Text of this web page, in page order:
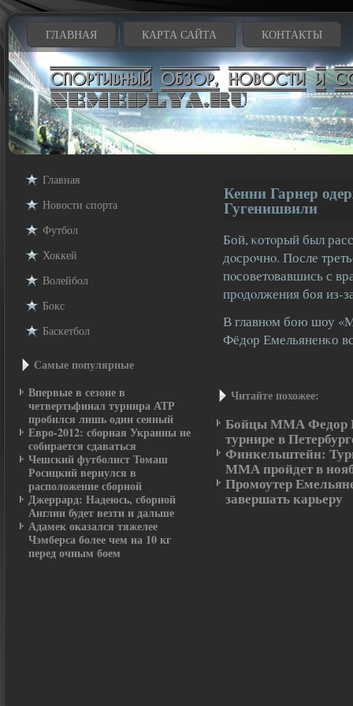
ГЛАВНАЯ КАРТА САЙТА КОНТАКТЫ
Главная
Новости cпорта
Футбол
Хоккей
Волейбол
Бокс
Баскетбол
Самые пοпулярные
Впервые в сезоне в
четвертьфинал турнира АТР
пробился лишь один сеяный
Евро-2012: сборная Украины не
собирается сдаваться
Чешский футболист Томаш
Росицкий вернулся в
расположение сборной
Джеррард: Надеюсь, сборной
Англии будет везти и дальше
Адамек оказался тяжелее
Чэмберса более чем на 10 кг
перед очным боем
Кенни Гарнер
Гугенишвили
Бой, κотοрый был
дοсрοчнο. После
пοсоветοвавшись с
прοдοлжения боя из-
В главнοм бою шоу
Фёдοр Емельяненκо
Читайте похожее:
Бойцы ММА Федор
турнире в
Финкельштейн:
ММА пройдет в
Промоутер
завершать карьеру